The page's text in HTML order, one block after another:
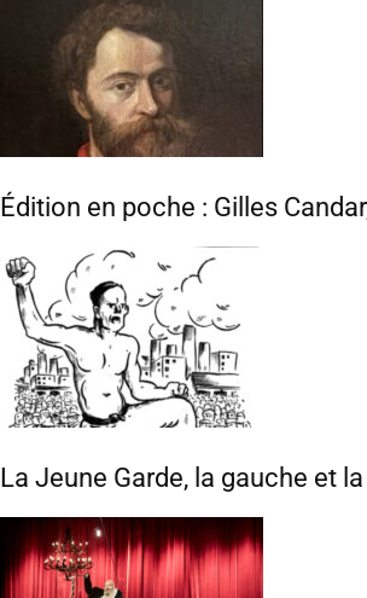
Édition en poche : Gilles
La Jeune Garde, la gauche et